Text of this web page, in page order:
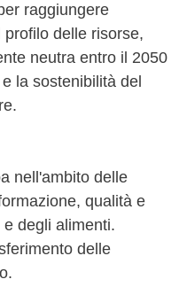
raggiungere
delle risorse,
neutra entro il 2050
la sostenibilità del
nell'ambito delle
qualità e
degli alimenti.
delle